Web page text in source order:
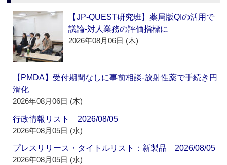
【JP-QUEST研究班】薬局版QIの活用で
議論‐対人業務の評価指標に
2026年08月06日 (木)
【PMDA】受付期間なしに事前相談‐放射性薬で手続き円
滑化
2026年08月06日 (木)
行政情報リスト 2026/08/05
2026年08月05日 (水)
プレスリリース・タイトルリスト：新製品 2026/08/05
2026年08月05日 (水)